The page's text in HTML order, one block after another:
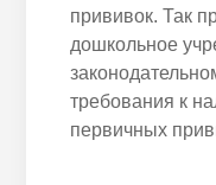
прививок. Так
дошкольное
требования к
первичных